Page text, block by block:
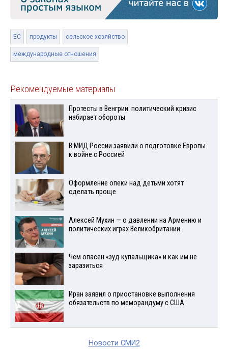
ЕС продукты сельское хозяйство
международные отношения
Рекомендуемые материалы
Протесты в Венгрии: политический кризис
набирает обороты
В МИД России заявили о подготовке Европы
к войне с Россией
Оформление опеки над детьми хотят
сделать проще
Алексей Мухин — о давлении на Армению и
политических играх Великобритании
Чем опасен «зуд купальщика» и как им не
заразиться
Иран заявил о приостановке выполнения
обязательств по меморандуму с США
Новости СМИ2